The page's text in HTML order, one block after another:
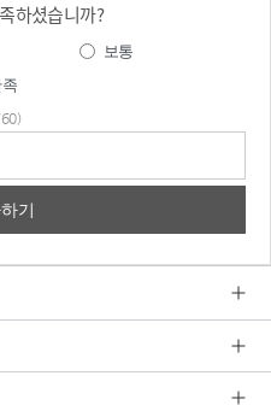
하셨습니까?
보통